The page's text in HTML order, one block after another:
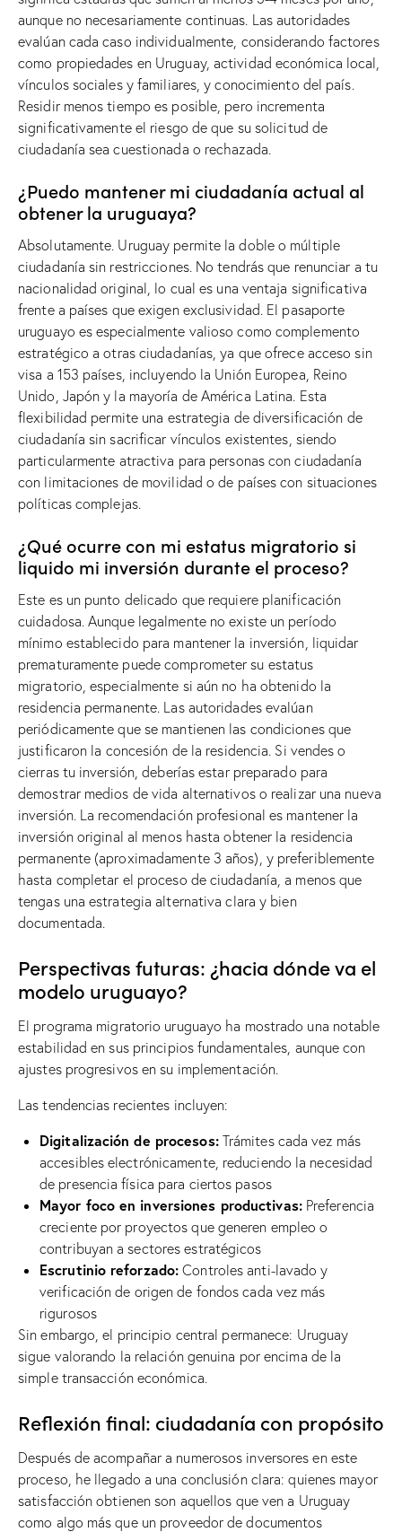
aunque no necesariamente continuas. Las autoridades
evalúan cada caso individualmente, considerando factores
como propiedades en Uruguay, actividad económica local,
vínculos sociales y familiares, y conocimiento del país.
Residir menos tiempo es posible, pero incrementa
significativamente el riesgo de que su solicitud de
ciudadanía sea cuestionada o rechazada.
¿Puedo mantener mi ciudadanía actual al
obtener la uruguaya?
Absolutamente. Uruguay permite la doble o múltiple
ciudadanía sin restricciones. No tendrás que renunciar a tu
nacionalidad original, lo cual es una ventaja significativa
frente a países que exigen exclusividad. El pasaporte
uruguayo es especialmente valioso como complemento
estratégico a otras ciudadanías, ya que ofrece acceso sin
visa a 153 países, incluyendo la Unión Europea, Reino
Unido, Japón y la mayoría de América Latina. Esta
flexibilidad permite una estrategia de diversificación de
ciudadanía sin sacrificar vínculos existentes, siendo
particularmente atractiva para personas con ciudadanía
con limitaciones de movilidad o de países con situaciones
políticas complejas.
¿Qué ocurre con mi estatus migratorio si
liquido mi inversión durante el proceso?
Este es un punto delicado que requiere planificación
cuidadosa. Aunque legalmente no existe un período
mínimo establecido para mantener la inversión, liquidar
prematuramente puede comprometer su estatus
migratorio, especialmente si aún no ha obtenido la
residencia permanente. Las autoridades evalúan
periódicamente que se mantienen las condiciones que
justificaron la concesión de la residencia. Si vendes o
cierras tu inversión, deberías estar preparado para
demostrar medios de vida alternativos o realizar una nueva
inversión. La recomendación profesional es mantener la
inversión original al menos hasta obtener la residencia
permanente (aproximadamente 3 años), y preferiblemente
hasta completar el proceso de ciudadanía, a menos que
tengas una estrategia alternativa clara y bien
documentada.
Perspectivas futuras: ¿hacia dónde va el
modelo uruguayo?
El programa migratorio uruguayo ha mostrado una notable
estabilidad en sus principios fundamentales, aunque con
ajustes progresivos en su implementación.
Las tendencias recientes incluyen:
Digitalización de procesos:Trámites cada vez más
accesibles electrónicamente, reduciendo la necesidad
de presencia física para ciertos pasos
Mayor foco en inversiones productivas:Preferencia
creciente por proyectos que generen empleo o
contribuyan a sectores estratégicos
Escrutinio reforzado: Controles anti-lavado y
verificación de origen de fondos cada vez más
rigurosos
Sin embargo, el principio central permanece: Uruguay
sigue valorando la relación genuina por encima de la
simple transacción económica.
Reflexión final: ciudadanía con propósito
Después de acompañar a numerosos inversores en este
proceso, he llegado a una conclusión clara: quienes mayor
satisfacción obtienen son aquellos que ven a Uruguay
como algo más que un proveedor de documentos